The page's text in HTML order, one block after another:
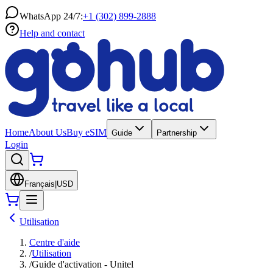
WhatsApp 24/7:+1 (302) 899-2888
Help and contact
HomeAbout UsBuy eSIM Guide Partnership
Login
Français USD
Utilisation
Centre d'aide
/Utilisation
/Guide d'activation - Unitel